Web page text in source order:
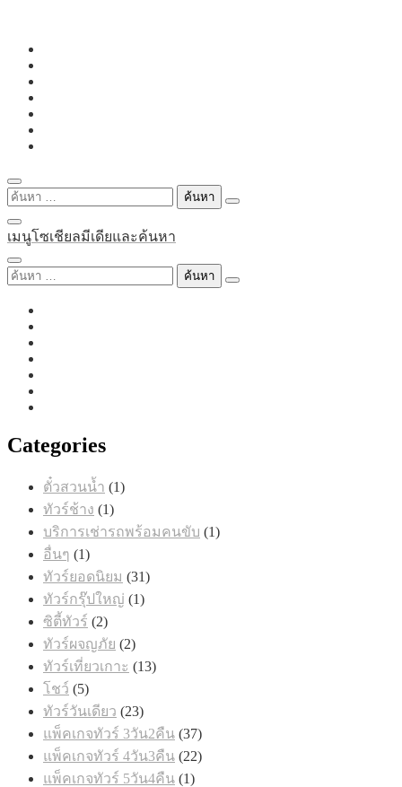
Skip
content
ค้นหา
สำหรับ:
เมนูโซเชียลมีเดียและค้นหา
ค้นหา
Categories
ตั๋วสวนน้ำ 11
ทัวร์ช้าง 11
สินค้า
บริการเช่ารถพร้อมคนขับ 11
อื่นๆ 11
สินค้า
ทัวร์ยอดนิยม 3131
ทัวร์กรุ๊ปใหญ่ 11
ซิตี้ทัวร์ 22
สินค้า
ทัวร์ผจญภัย 22
สินค้า
ทัวร์เที่ยวเกาะ 1313
โชว์ 55
สินค้า
ทัวร์วันเดียว 2323
สินค้า
แพ็คเกจทัวร์ 3วัน2คืน 3737
สินค้า
แพ็คเกจทัวร์ 4วัน3คืน 2222
แพ็คเกจทัวร์ 5วัน4คืน 11